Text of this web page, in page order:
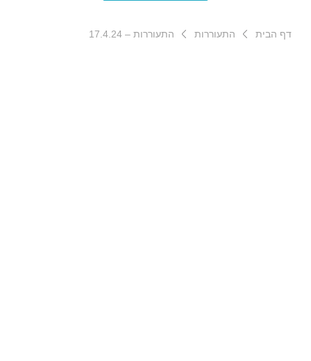
דף הבית התעוררות התעוררות – 17.4.24